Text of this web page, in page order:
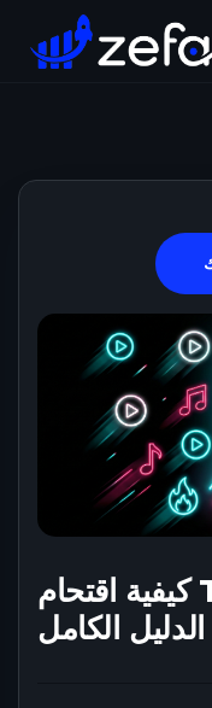
كيفية اقتحام TikTok في عام